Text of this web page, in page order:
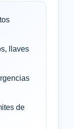
llaves
de